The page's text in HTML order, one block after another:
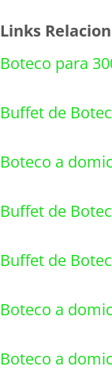
Links
Boteco para
Buffet de
Boteco a
Buffet de
Buffet de
Boteco a
Boteco a